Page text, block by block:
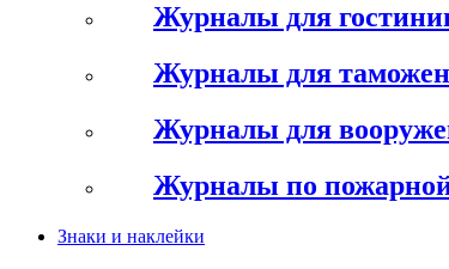
Журналы для
Журналы для
Журналы для
Журналы по пожарной
Знаки и наклейки